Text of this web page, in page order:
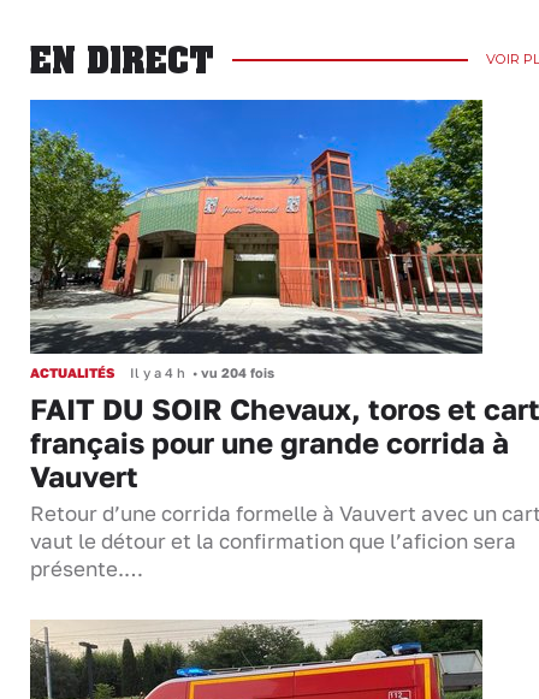
EN DIRECT VOIR
ACTUALITÉS Il y a 4 h • vu 204 fois
FAIT DU SOIR Chevaux, toros et
français pour une grande corrida à
Vauvert
Retour d’une corrida formelle à Vauvert avec un
vaut le détour et la confirmation que l’aficion sera
présente.…